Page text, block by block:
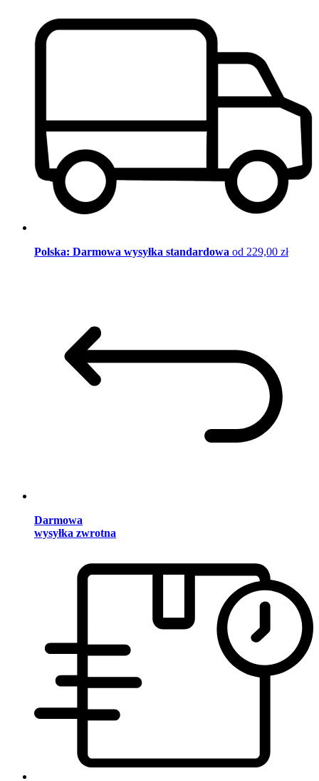
Polska: Darmowa wysyłka standardowa od 229,00 zł
Darmowa
wysyłka zwrotna